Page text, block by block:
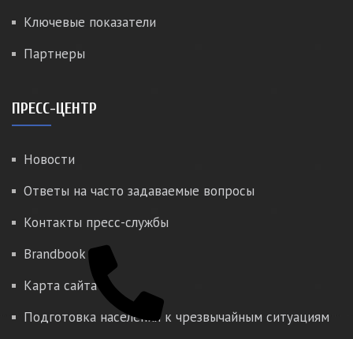
Ключевые показатели
Партнеры
ПРЕСС-ЦЕНТР
Новости
Ответы на часто задаваемые вопросы
Контакты пресс-службы
Brandbook
Карта сайта
Подготовка населения к чрезвычайным ситуациям